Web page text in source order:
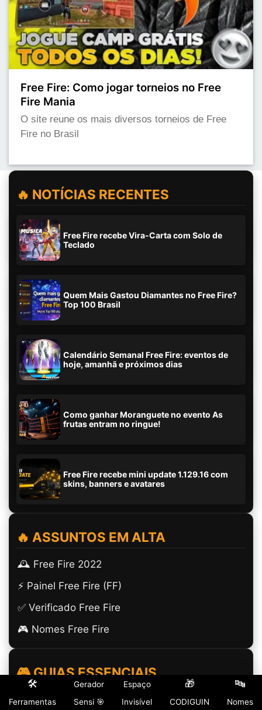
Free Fire: Como jogar torneios no Free
Fire Mania
O site reune os mais diversos torneios de Free
Fire no Brasil
🔥 NOTÍCIAS RECENTES
Free Fire recebe Vira-Carta com Solo de
Teclado
Quem Mais Gastou Diamantes no Free Fire?
Top 100 Brasil
Calendário Semanal Free Fire: eventos de
hoje, amanhã e próximos dias
Como ganhar Moranguete no evento As
frutas entram no ringue!
Free Fire recebe mini update 1.129.16 com
skins, banners e avatares
🔥 ASSUNTOS EM ALTA
🕰️ Free Fire 2022
⚡ Painel Free Fire (FF)
✅ Verificado Free Fire
🎮 Nomes Free Fire
🎮 GUIAS ESSENCIAIS
(ㅤ) Espaço Invisível
🛠️
Ferramentas
Gerador
Sensi 🎯
Espaço
Invisível
🎁
CODIGUIN
🔤
Nomes